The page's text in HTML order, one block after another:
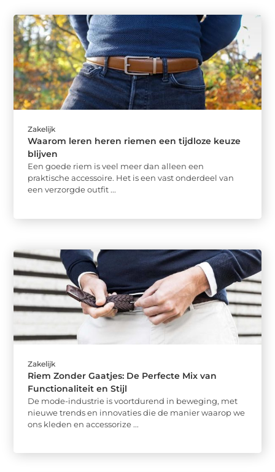
Zakelijk
Waarom leren heren riemen een tijdloze keuze
blijven
Een goede riem is veel meer dan alleen een
praktische accessoire. Het is een vast onderdeel van
een verzorgde outfit ...
Zakelijk
Riem Zonder Gaatjes: De Perfecte Mix van
Functionaliteit en Stijl
De mode-industrie is voortdurend in beweging, met
nieuwe trends en innovaties die de manier waarop we
ons kleden en accessorize ...